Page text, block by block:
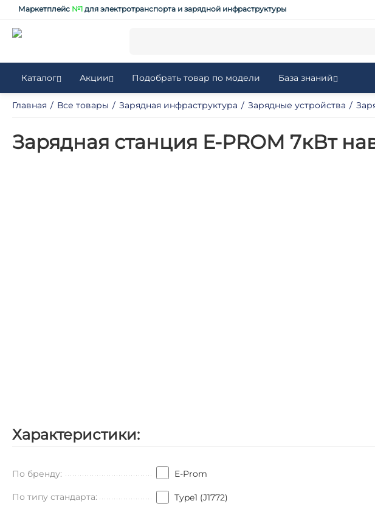
Маркетплейс №1 для электротранспорта и зарядной инфраструктуры
Каталог Акции Подобрать товар по модели База знаний
Главная / Все товары / Зарядная инфраструктура / Зарядные устройства /
Зарядная станция E-PROM 7кВт
Характеристики:
По бренду: E-Prom
По типу стандарта: Type1 (J1772)